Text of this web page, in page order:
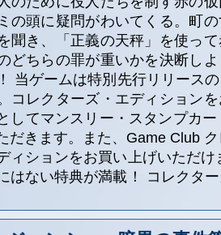
の頭に疑問がわいてくる。町
聞き、「正義の天秤」を使っ
どちらの罪が重いかを決断し
当ゲームは特別先行リリース
コレクターズ・エディション
してマンスリー・スタンプカ
だきます。また、Game Club
ィションをお買い上げいただ
はない特典が満載！ コレクタ